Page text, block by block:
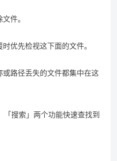
件。
优先检视这下面的文件。
或路径丢失的文件都集中在这
搜索」两个功能快速查找到